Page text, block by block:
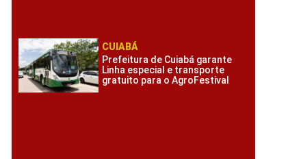
CUIABÁ
Prefeitura de Cuiabá garante
Linha especial e transporte
gratuito para o AgroFestival